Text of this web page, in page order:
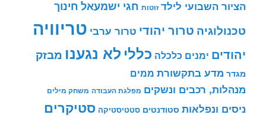
הציור השבועי לילד זוטות חגי ישמעאל חינוך
טכנולוגיה טרור יהודי טרור ערבי טריוויה
יהודים ימנים כלכלה כללי לא נגענו מבזק
מגדר מדע בתקשורת ממים
מנהלות, רכבים ונשקים מפלגת העבודה משחק מילים
ניסים ונפלאות סטודנטים סטטיסטיקה סטיקרים